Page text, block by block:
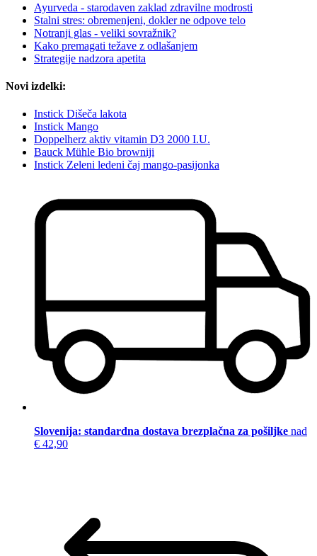
Ayurveda - starodaven zaklad zdravilne modrosti
Stalni stres: obremenjeni, dokler ne odpove telo
Notranji glas - veliki sovražnik?
Kako premagati težave z odlašanjem
Strategije nadzora apetita
Novi izdelki:
Instick Dišeča lakota
Instick Mango
Doppelherz aktiv vitamin D3 2000 I.U.
Bauck Mühle Bio browniji
Instick Zeleni ledeni čaj mango-pasijonka
Slovenija: standardna dostava brezplačna za pošiljke nad
€ 42,90